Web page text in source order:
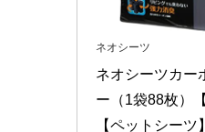
ネオシーツ
ネオシーツカー
ー（1袋88枚）
【ペットシーツ】